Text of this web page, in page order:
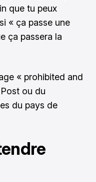
que tu peux
« ça passe une
ça passera la
« prohibited and
ou du
du pays de